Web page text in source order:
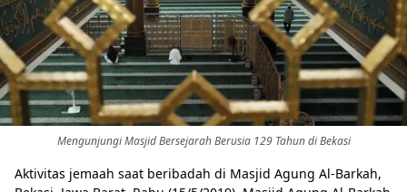
Mengunjungi Masjid Bersejarah Berusia 129 Tahun di Bekasi
Aktivitas jemaah saat beribadah di Masjid Agung Al-Barkah,